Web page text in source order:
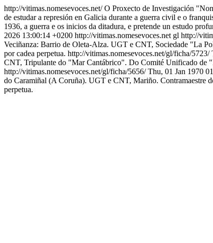
http://vitimas.nomesevoces.net/O Proxecto de Investigación
de estudar a represión en Galicia durante a guerra civil e o
1936, a guerra e os inicios da ditadura, e pretende un estudo
2026 13:00:14 +0200 http://vitimas.nomesevoces.net gl http://
Veciñanza: Barrio de Oleta-Alza. UGT e CNT, Sociedade "La
por cadea perpetua. http://vitimas.nomesevoces.net/gl/ficha/5723/
CNT, Tripulante do "Mar Cantábrico". Do Comité Unificado de
http://vitimas.nomesevoces.net/gl/ficha/5656/Thu, 01 Jan 1970
do Caramiñal (A Coruña). UGT e CNT, Mariño. Contramaestre
perpetua.